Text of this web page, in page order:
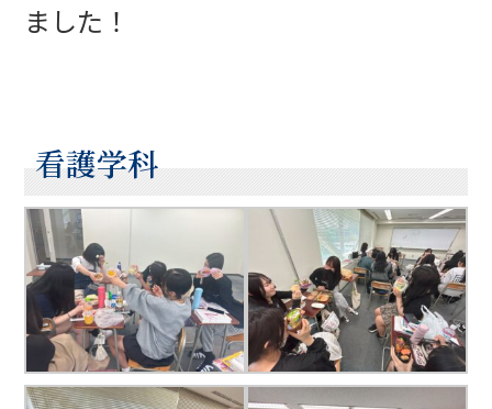
ました！
看護学科